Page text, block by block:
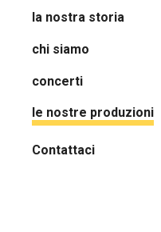
la nostra storia
chi siamo
concerti
le nostre produzioni
Contattaci